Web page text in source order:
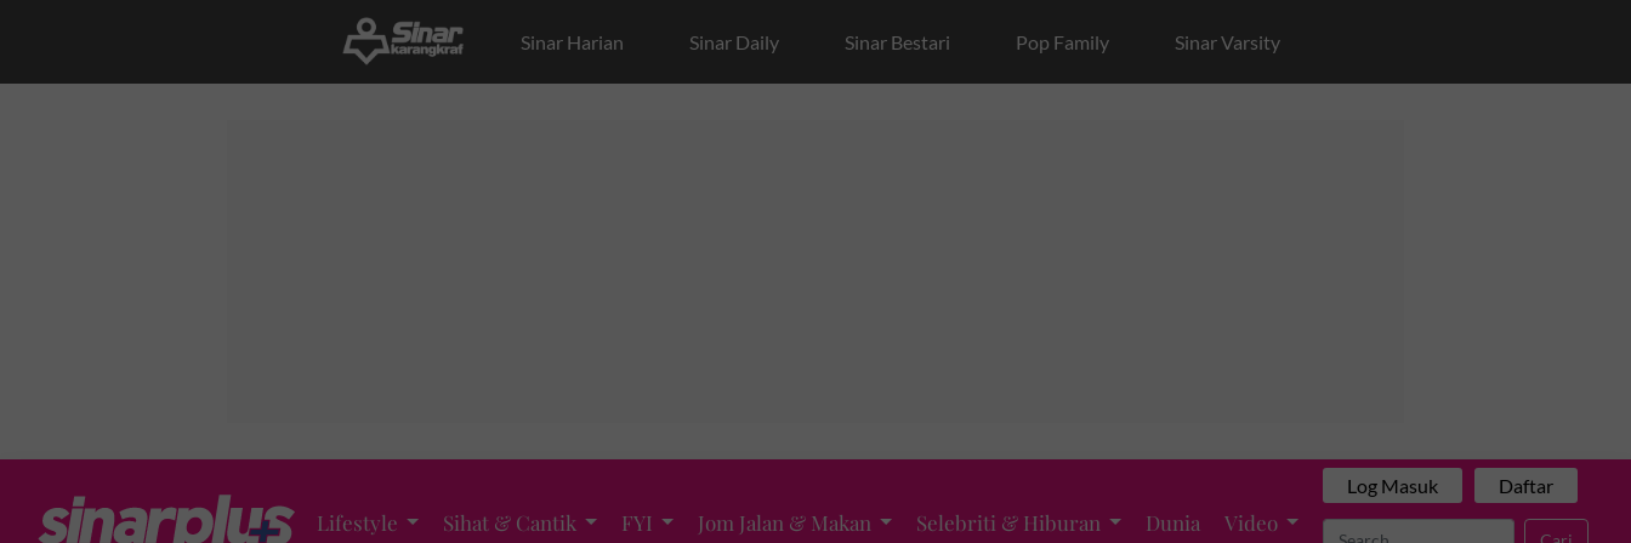
Sinar Harian Sinar Daily Sinar Bestari Pop Family Sinar Varsity
Lifestyle Sihat & Cantik FYI Jom Jalan & Makan Selebriti & Hiburan Dunia Video
Log Masuk Daftar